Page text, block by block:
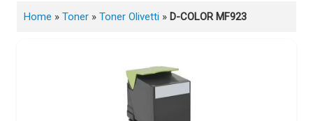
Home » Toner » Toner Olivetti » D-COLOR MF923